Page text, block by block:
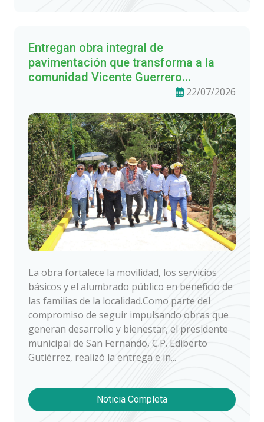
Entregan obra integral de
pavimentación que transforma a la
comunidad Vicente Guerrero...
22/07/2026
La obra fortalece la movilidad, los servicios
básicos y el alumbrado público en beneficio de
las familias de la localidad.Como parte del
compromiso de seguir impulsando obras que
generan desarrollo y bienestar, el presidente
municipal de San Fernando, C.P. Ediberto
Gutiérrez, realizó la entrega e in...
Noticia Completa